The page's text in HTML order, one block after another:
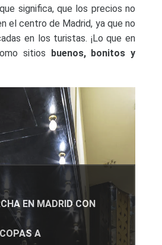
significa, que los precios no
el centro de Madrid, ya que no
en los turistas. ¡Lo que en
sitios buenos, bonitos y
EN MADRID CON
COPAS A